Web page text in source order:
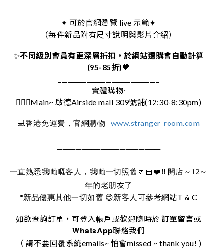
✦ 可於官網瀏覽 live 示範✦
（每件新品附有尺寸說明與影片介紹）
✨不同級別會員有更深層折扣，於網站選購會自動計算
(95-85折)🖤
實體購物:
🚶🏻‍♀️Main~ 啟德Airside mall 309號舖(12:30-8:30pm)
💻香港免運費，官網購物 : www.stranger-room.com
一直熟悉我哋嘅客人，我哋一切照舊🤜🏻❤️‼️ 開店～12～
年的老朋友了
*新品優惠其他一切如舊 😊新客人可參考網站T & C
如欲查詢訂單，可登入帳戶或歡迎隨時於 訂單留言或
WhatsApp聯絡我們
（ 請不要回覆系統emails~ 怕會missed ~ thank you! )